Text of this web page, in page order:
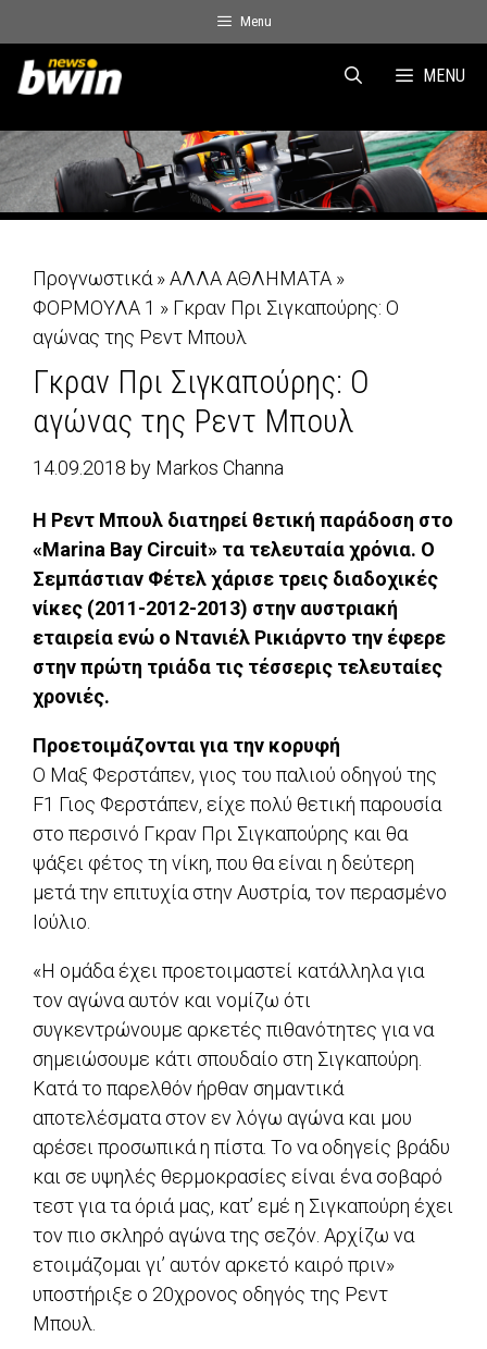
to
content
Menu
MENU
Προγνωστικά »ΑΛΛΑ ΑΘΛΗΜΑΤΑ »
ΦΟΡΜΟΥΛΑ 1 » Γκραν Πρι Σιγκαπούρης: Ο
αγώνας της Ρεντ Μπουλ
Γκραν Πρι Σιγκαπούρης: Ο
αγώνας της Ρεντ Μπουλ
14.09.2018 by Markos Channa
Η Ρεντ Μπουλ διατηρεί θετική παράδοση στο
«Marina Bay Circuit» τα τελευταία χρόνια. Ο
Σεμπάστιαν Φέτελ χάρισε τρεις διαδοχικές
νίκες (2011-2012-2013) στην αυστριακή
εταιρεία ενώ ο Ντανιέλ Ρικιάρντο την έφερε
στην πρώτη τριάδα τις τέσσερις τελευταίες
χρονιές.
Προετοιμάζονται για την κορυφή
Ο Μαξ Φερστάπεν, γιος του παλιού οδηγού της
F1 Γιος Φερστάπεν, είχε πολύ θετική παρουσία
στο περσινό Γκραν Πρι Σιγκαπούρης και θα
ψάξει φέτος τη νίκη, που θα είναι η δεύτερη
μετά την επιτυχία στην Αυστρία, τον περασμένο
Ιούλιο.
«Η ομάδα έχει προετοιμαστεί κατάλληλα για
τον αγώνα αυτόν και νομίζω ότι
συγκεντρώνουμε αρκετές πιθανότητες για να
σημειώσουμε κάτι σπουδαίο στη Σιγκαπούρη.
Κατά το παρελθόν ήρθαν σημαντικά
αποτελέσματα στον εν λόγω αγώνα και μου
αρέσει προσωπικά η πίστα. Το να οδηγείς βράδυ
και σε υψηλές θερμοκρασίες είναι ένα σοβαρό
τεστ για τα όριά μας, κατ’ εμέ η Σιγκαπούρη έχει
τον πιο σκληρό αγώνα της σεζόν. Αρχίζω να
ετοιμάζομαι γι’ αυτόν αρκετό καιρό πριν»
υποστήριξε ο 20χρονος οδηγός της Ρεντ
Μπουλ.